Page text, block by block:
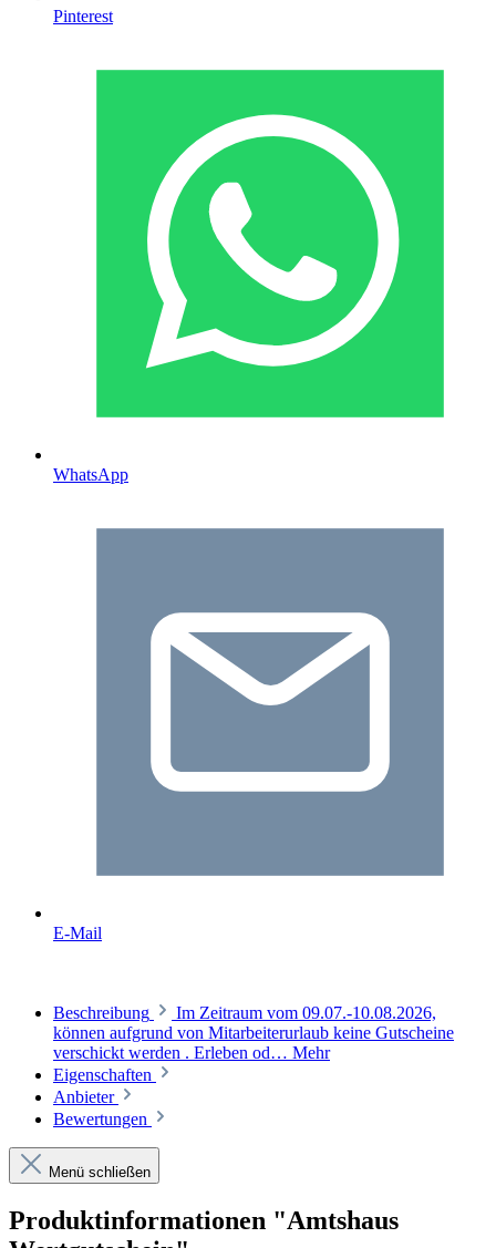
Pinterest
WhatsApp
E-Mail
Beschreibung
Im Zeitraum vom 09.07.-10.08.2026,
können aufgrund von Mitarbeiterurlaub keine Gutscheine
verschickt werden . Erleben od… Mehr
Eigenschaften
Anbieter
Bewertungen
Menü schließen
Produktinformationen "Amtshaus